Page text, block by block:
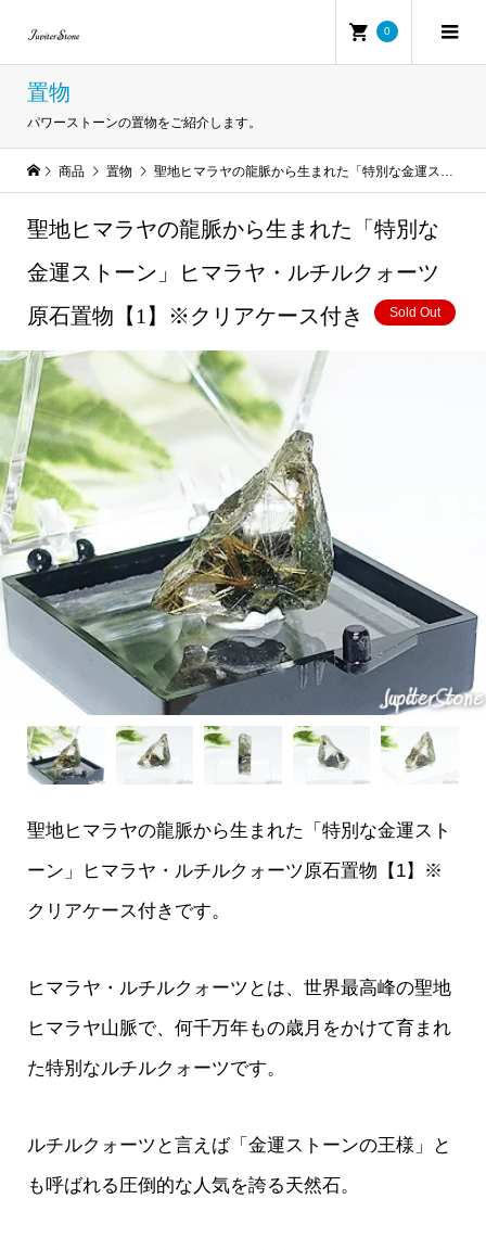
0
置物
パワーストーンの置物をご紹介します。
商品 置物 聖地ヒマラヤの龍脈から生まれた「特別な金運ストーン」ヒマラヤ・ルチルクォーツ原石置物【1】※クリアケース付き
聖地ヒマラヤの龍脈から生まれた「特別な
金運ストーン」ヒマラヤ・ルチルクォーツ
原石置物【1】※クリアケース付き
Sold Out
聖地ヒマラヤの龍脈から生まれた「特別な金運スト
ーン」ヒマラヤ・ルチルクォーツ原石置物【1】※
クリアケース付きです。
ヒマラヤ・ルチルクォーツとは、世界最高峰の聖地
ヒマラヤ山脈で、何千万年もの歳月をかけて育まれ
た特別なルチルクォーツです。
ルチルクォーツと言えば「金運ストーンの王様」と
も呼ばれる圧倒的な人気を誇る天然石。